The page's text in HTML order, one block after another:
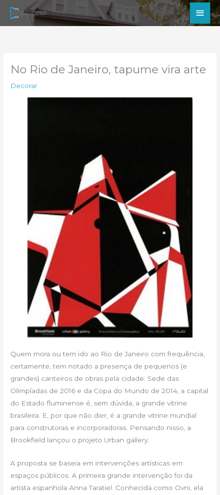
para
No Rio de Janeiro, tapume vira arte
Decorar
Quem mora ou tem ido ao Rio de Janeiro com frequência,
certamente, tem notado a presença de pequenos (e
grandes) canteiros de obras pela cidade. Sede das
Olimpíadas de 2016 e da Copa do Mundo de 2014, a capital
do Estado fluminense é, sem dúvida, a grande vitrine
brasileira. E, por que não dier, é a grande vitrine mundial
para construtoras e incorporadoras. Pensando nisso, a
Brookfield lançou o projeto Urban gallery.
A proposta se baseia em intervenções artísticas em
espaços públicos. A primeira grande intervenção foi da
artista espanhola Anna Taratiel. Conhecida como Ovni, ela